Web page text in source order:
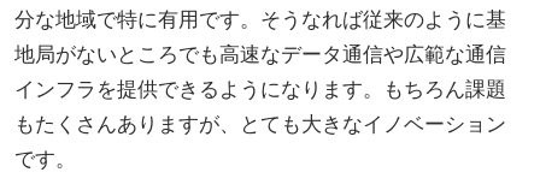
分な地域で特に有用です。そうなれば従来のように基
地局がないところでも高速なデータ通信や広範な通信
インフラを提供できるようになります。もちろん課題
もたくさんありますが、とても大きなイノベーション
です。